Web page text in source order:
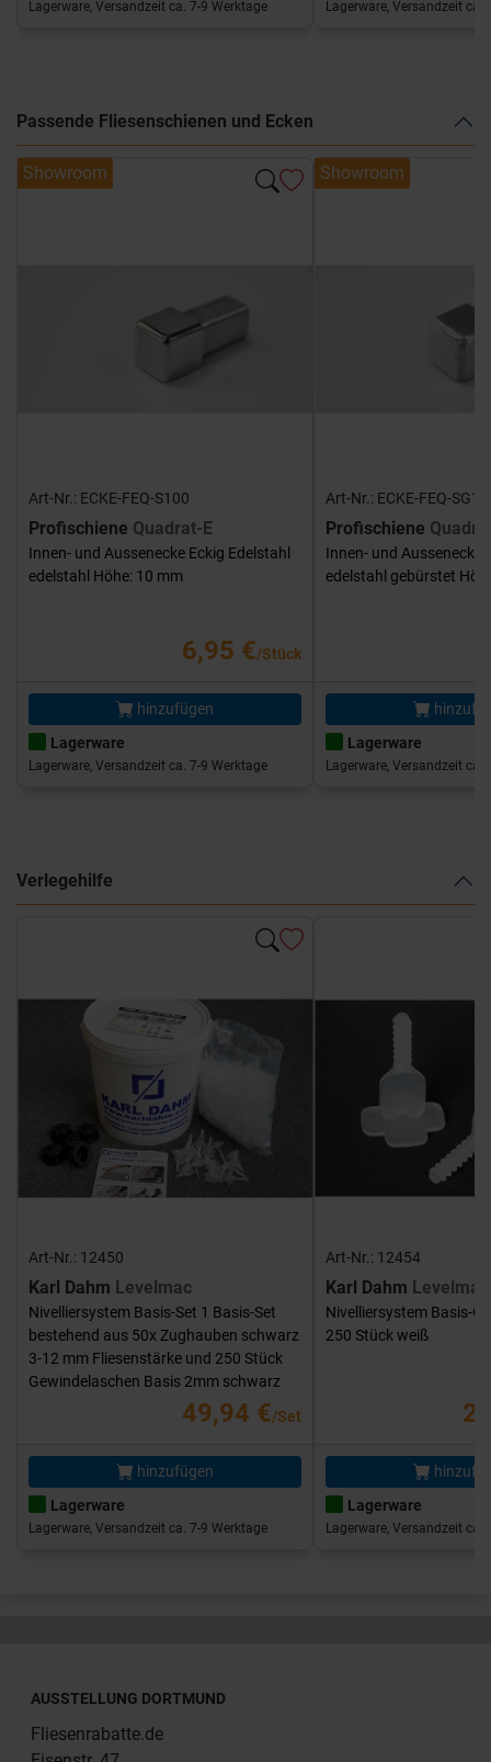
Lagerware, Versandzeit ca. 7-9 Werktage Lagerware, Versandzeit ca.
Passende Fliesenschienen und Ecken
Showroom
Art-Nr.: ECKE-FEQ-S100
Profischiene Quadrat-E
Innen- und Aussenecke Eckig Edelstahl
edelstahl Höhe: 10 mm
6,95 €/Stück
hinzufügen
Lagerware
Lagerware, Versandzeit ca. 7-9 Werktage
Showroom
Art-Nr.: ECKE-FEQ-
Profischiene
Innen- und Aussenecke
edelstahl gebürstet
Lagerware
Lagerware, Versandzeit ca.
Verlegehilfe
Art-Nr.: 12450
Karl Dahm Levelmac
Nivelliersystem Basis-Set 1 Basis-Set
bestehend aus 50x Zughauben schwarz
3-12 mm Fliesenstärke und 250 Stück
Gewindelaschen Basis 2mm schwarz
49,94 €/Set
hinzufügen
Lagerware
Lagerware, Versandzeit ca. 7-9 Werktage
Art-Nr.: 12454
Karl Dahm Levelmac
Nivelliersystem Basis-
250 Stück weiß
Lagerware
Lagerware, Versandzeit ca.
AUSSTELLUNG DORTMUND
Fliesenrabatte.de